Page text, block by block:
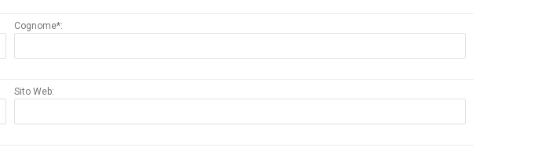
Cognome*:
Sito Web: